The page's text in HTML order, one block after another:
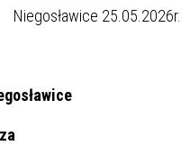
Niegosławice 25.05.2026r.